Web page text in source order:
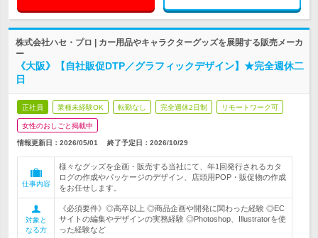
株式会社ハセ・プロ | カー用品やキャラクターグッズを展開する販売メーカ
ー
《大阪》【自社販促DTP／グラフィックデザイン】★完全週休二
日
正社員 業種未経験OK 転勤なし 完全週休2日制 リモートワーク可
女性のおしごと掲載中
情報更新日：2026/05/01 終了予定日： 2026/10/29
仕事内容
様々なグッズを企画・販売する当社にて、年1回発行されるカタ
ログの作成やパッケージのデザイン、店頭用POP・販促物の作成
をお任せします。
対象と
なる方
《必須要件》◎高卒以上 ◎商品企画や開発に関わった経験 ◎EC
サイトの編集やデザインの実務経験 ◎Photoshop、Illustratorを使
った経験など